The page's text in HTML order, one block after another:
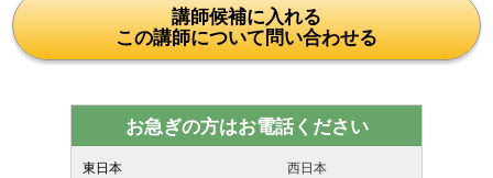
講師候補に入れる
この講師について問い合わせる
お急ぎの方はお電話ください
東日本 西日本